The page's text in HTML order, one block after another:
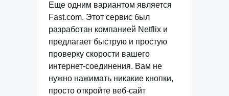
Еще одним вариантом является
Fast.com. Этот сервис был
разработан компанией Netflix и
предлагает быструю и простую
проверку скорости вашего
интернет-соединения. Вам не
нужно нажимать никакие кнопки,
просто откройте веб-сайт